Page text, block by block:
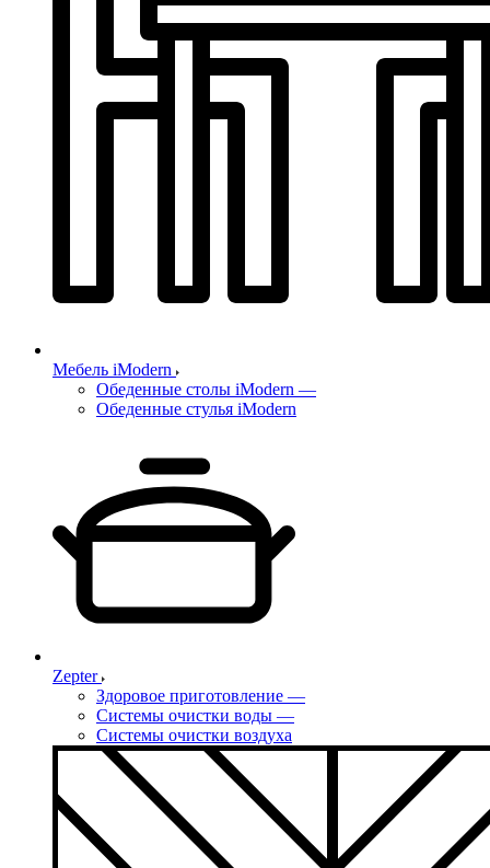
Мебель iModern
Обеденные столы iModern —
Обеденные стулья iModern
Zepter
Здоровое приготовление —
Системы очистки воды —
Системы очистки воздуха